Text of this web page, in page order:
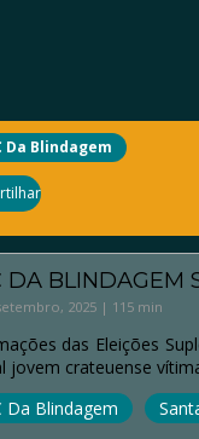
Da Blindagem
DA BLINDAGEM
2025 | 115 min
das Eleições
jovem crateuense
Da Blindagem